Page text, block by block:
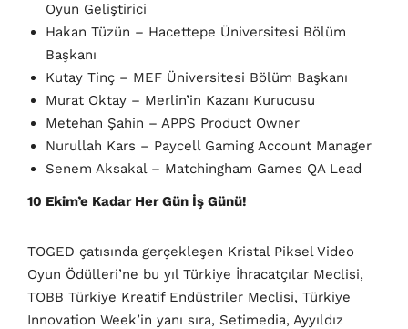
Oyun Geliştirici
Hakan Tüzün – Hacettepe Üniversitesi Bölüm
Başkanı
Kutay Tinç – MEF Üniversitesi Bölüm Başkanı
Murat Oktay – Merlin’in Kazanı Kurucusu
Metehan Şahin – APPS Product Owner
Nurullah Kars – Paycell Gaming Account Manager
Senem Aksakal – Matchingham Games QA Lead
10 Ekim’e Kadar Her Gün İş Günü!
TOGED çatısında gerçekleşen Kristal Piksel Video
Oyun Ödülleri’ne bu yıl Türkiye İhracatçılar Meclisi,
TOBB Türkiye Kreatif Endüstriler Meclisi, Türkiye
Innovation Week’in yanı sıra, Setimedia, Ayyıldız